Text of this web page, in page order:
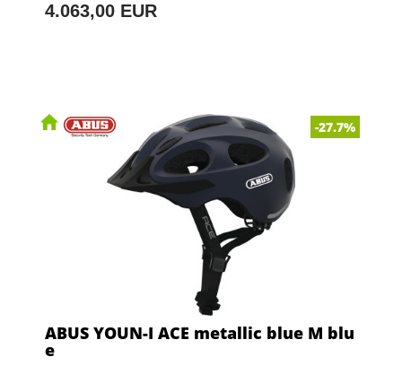
4.063,00 EUR
-27.7%
ABUS YOUN-I ACE metallic blue M blu
e